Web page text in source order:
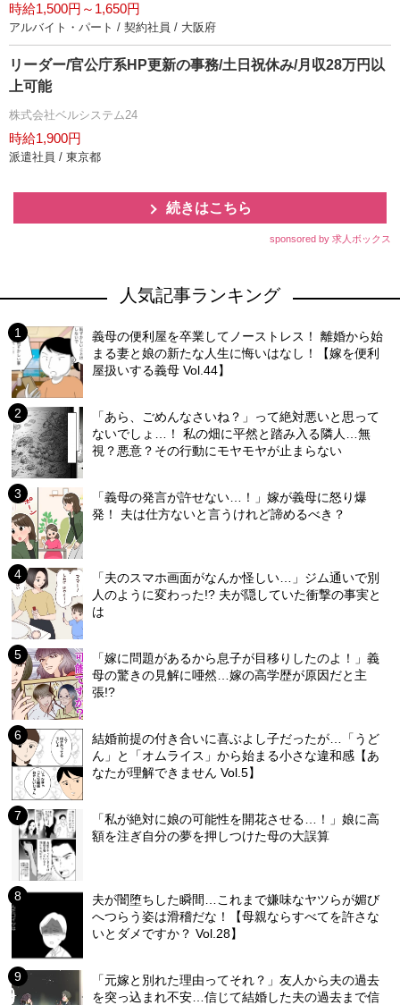
時給1,500円～1,650円
アルバイト・パート / 契約社員 / 大阪府
リーダー/官公庁系HP更新の事務/土日祝休み/月収28万円以
上可能
株式会社ベルシステム24
時給1,900円
派遣社員 / 東京都
続きはこちら
sponsored by 求人ボックス
人気記事ランキング
義母の便利屋を卒業してノーストレス！ 離婚から始
まる妻と娘の新たな人生に悔いはなし！【嫁を便利
屋扱いする義母 Vol.44】
「あら、ごめんなさいね？」って絶対悪いと思って
ないでしょ…！ 私の畑に平然と踏み入る隣人…無
視？悪意？その行動にモヤモヤが止まらない
「義母の発言が許せない…！」嫁が義母に怒り爆
発！ 夫は仕方ないと言うけれど諦めるべき？
「夫のスマホ画面がなんか怪しい…」ジム通いで別
人のように変わった!? 夫が隠していた衝撃の事実と
は
「嫁に問題があるから息子が目移りしたのよ！」義
母の驚きの見解に唖然…嫁の高学歴が原因だと主
張!?
結婚前提の付き合いに喜ぶよし子だったが…「うど
ん」と「オムライス」から始まる小さな違和感【あ
なたが理解できません Vol.5】
「私が絶対に娘の可能性を開花させる…！」娘に高
額を注ぎ自分の夢を押しつけた母の大誤算
夫が闇堕ちした瞬間…これまで嫌味なヤツらが媚び
へつらう姿は滑稽だな！【母親ならすべてを許さな
いとダメですか？ Vol.28】
「元嫁と別れた理由ってそれ？」友人から夫の過去
を突っ込まれ不安…信じて結婚した夫の過去まで信